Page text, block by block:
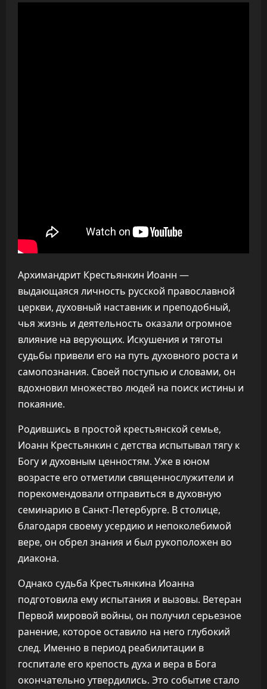
Архимандрит Крестьянкин Иоанн —
выдающаяся личность русской православной
церкви, духовный наставник и преподобный,
чья жизнь и деятельность оказали огромное
влияние на верующих. Искушения и тяготы
судьбы привели его на путь духовного роста и
самопознания. Своей поступью и словами, он
вдохновил множество людей на поиск истины и
покаяние.
Родившись в простой крестьянской семье,
Иоанн Крестьянкин с детства испытывал тягу к
Богу и духовным ценностям. Уже в юном
возрасте его отметили священнослужители и
порекомендовали отправиться в духовную
семинарию в Санкт-Петербурге. В столице,
благодаря своему усердию и непоколебимой
вере, он обрел знания и был рукоположен во
диакона.
Однако судьба Крестьянкина Иоанна
подготовила ему испытания и вызовы. Ветеран
Первой мировой войны, он получил серьезное
ранение, которое оставило на него глубокий
след. Именно в период реабилитации в
госпитале его крепость духа и вера в Бога
окончательно утвердились. Это событие стало